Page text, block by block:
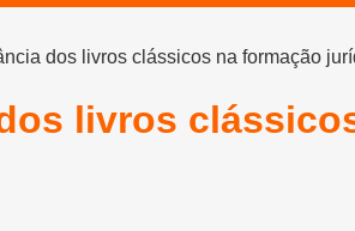
dos livros clássicos na formação
livros